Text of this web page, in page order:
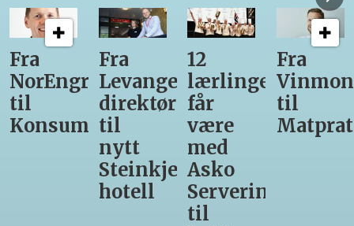
12
lærlinger
får
være
Servering
Fra
Vinmonopolet
til
Matprat
Gir seg
som
daglig
leder
hos
Den
Glade
Gris
Ny
daglig
leder
for